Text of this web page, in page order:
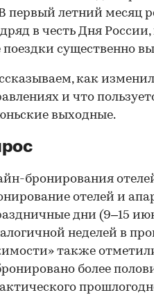
первый летний месяц
в честь Дня России,
существенно
как
и что
выходные.
бронирования
отелей и
дни (9–15
неделей в
также
более